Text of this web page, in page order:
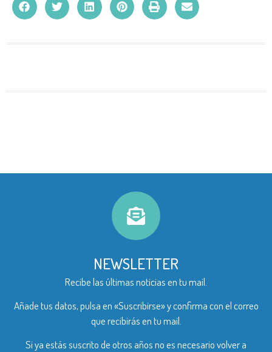
NEWSLETTER
Recibe las últimas noticias en tu mail.
Añade tus datos, pulsa en «Suscribirse» y confirma con el correo
que recibirás en tu mail.
Si ya estás suscrito de otros años no es necesario volver a